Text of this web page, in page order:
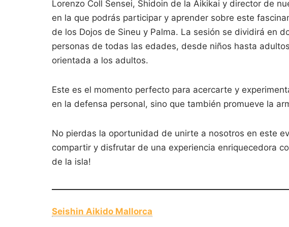
Lorenzo Coll Sensei, Shidoin de la Aikikai y director de
en la que podrás participar y aprender sobre este
de los Dojos de Sineu y Palma. La sesión se dividirá en
personas de todas las edades, desde niños hasta
orientada a los adultos.
Este es el momento perfecto para acercarte y
en la defensa personal, sino que también promueve la
No pierdas la oportunidad de unirte a nosotros en este
compartir y disfrutar de una experiencia enriquecedora
de la isla!
Seishin Aikido Mallorca